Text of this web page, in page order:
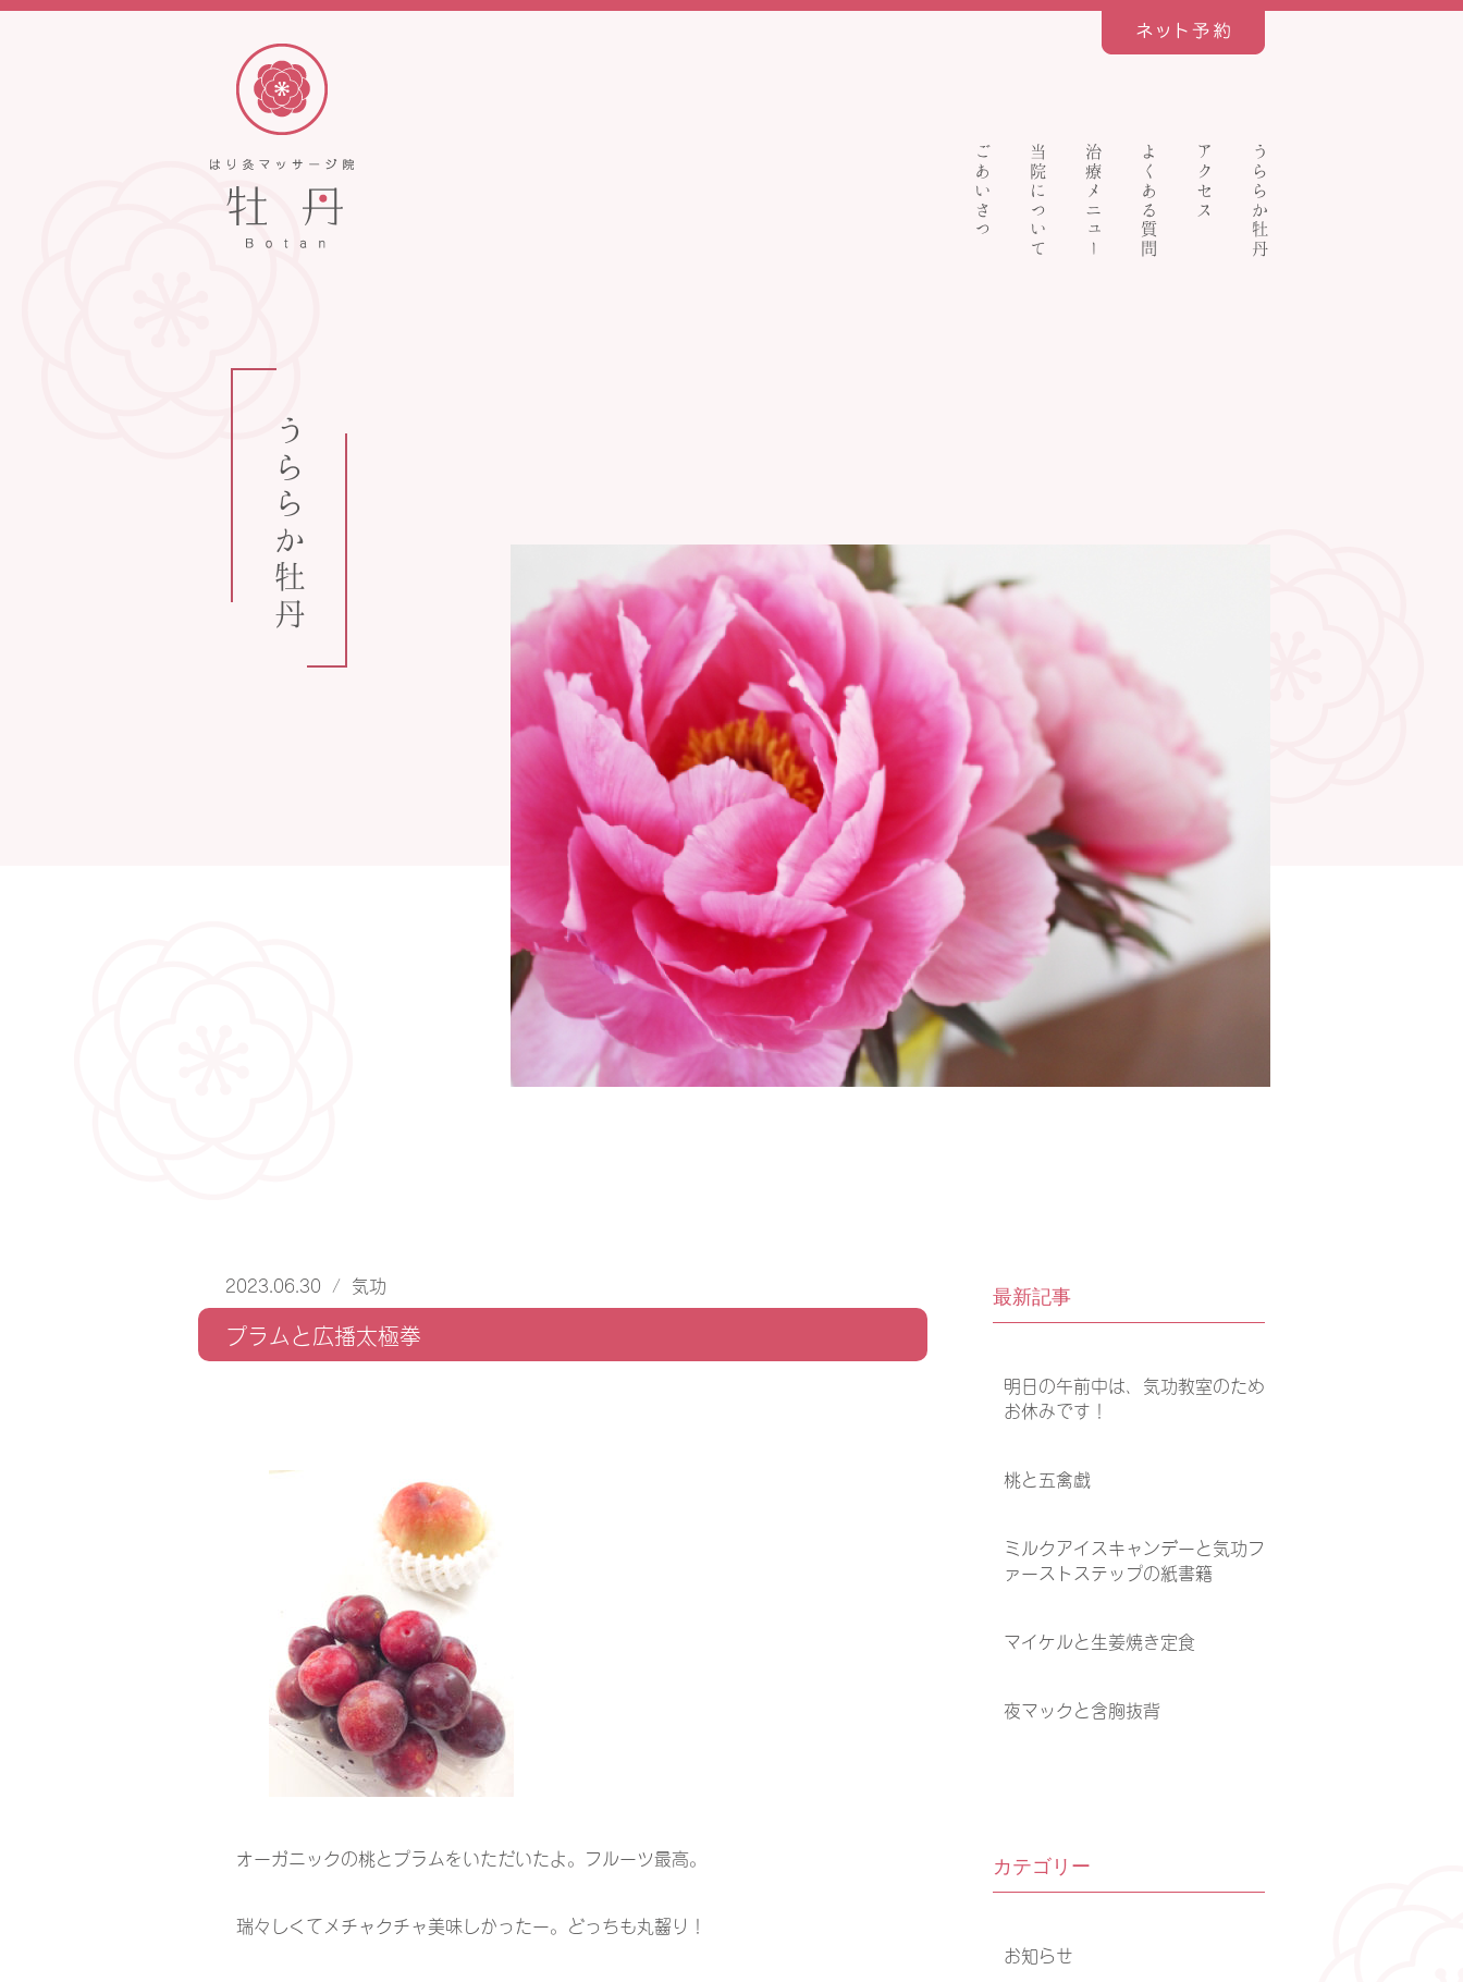
ごあいさつ 当院について 治療メニュー よくある質問 アクセス うららか牡丹
うららか牡丹
2023.06.30 / 気功
プラムと広播太極拳
オーガニックの桃とプラムをいただいたよ。フルーツ最高。
瑞々しくてメチャクチャ美味しかったー。どっちも丸齧り！
最新記事
明日の午前中は、気功教室のため
お休みです！
桃と五禽戯
ミルクアイスキャンデーと気功フ
ァーストステップの紙書籍
マイケルと生姜焼き定食
夜マックと含胸抜背
カテゴリー
お知らせ